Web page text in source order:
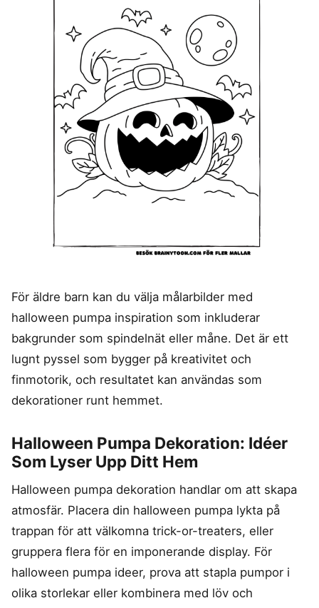
För äldre barn kan du välja målarbilder med
halloween pumpa inspiration som inkluderar
bakgrunder som spindelnät eller måne. Det är ett
lugnt pyssel som bygger på kreativitet och
finmotorik, och resultatet kan användas som
dekorationer runt hemmet.
Halloween Pumpa Dekoration: Idéer
Som Lyser Upp Ditt Hem
Halloween pumpa dekoration handlar om att skapa
atmosfär. Placera din halloween pumpa lykta på
trappan för att välkomna trick-or-treaters, eller
gruppera flera för en imponerande display. För
halloween pumpa ideer, prova att stapla pumpor i
olika storlekar eller kombinera med löv och